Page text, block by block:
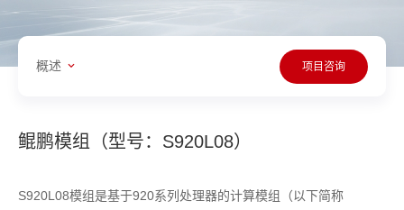
概述 项目咨询
鲲鹏模组（型号：S920L08）
S920L08模组是基于920系列处理器的计算模组（以下简称